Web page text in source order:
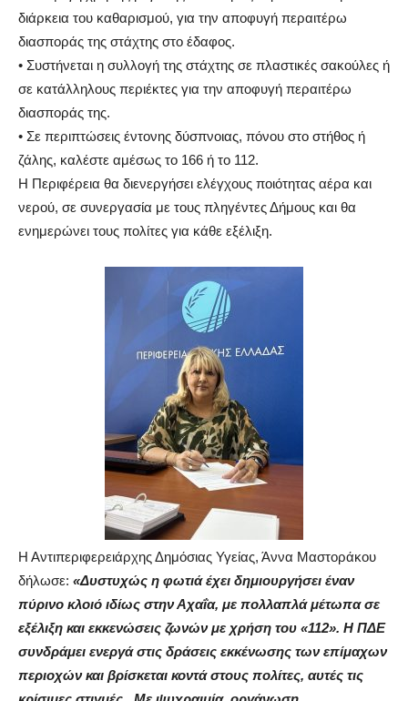
διάρκεια του καθαρισμού, για την αποφυγή περαιτέρω
διασποράς της στάχτης στο έδαφος.
• Συστήνεται η συλλογή της στάχτης σε πλαστικές σακούλες ή
σε κατάλληλους περιέκτες για την αποφυγή περαιτέρω
διασποράς της.
• Σε περιπτώσεις έντονης δύσπνοιας, πόνου στο στήθος ή
ζάλης, καλέστε αμέσως το 166 ή το 112.
Η Περιφέρεια θα διενεργήσει ελέγχους ποιότητας αέρα και
νερού, σε συνεργασία με τους πληγέντες Δήμους και θα
ενημερώνει τους πολίτες για κάθε εξέλιξη.
Η Αντιπεριφερειάρχης Δημόσιας Υγείας, Άννα Μαστοράκου
δήλωσε: «Δυστυχώς η φωτιά έχει δημιουργήσει έναν
πύρινο κλοιό ιδίως στην Αχαΐα, με πολλαπλά μέτωπα σε
εξέλιξη και εκκενώσεις ζωνών με χρήση του «112». Η ΠΔΕ
συνδράμει ενεργά στις δράσεις εκκένωσης των επίμαχων
περιοχών και βρίσκεται κοντά στους πολίτες, αυτές τις